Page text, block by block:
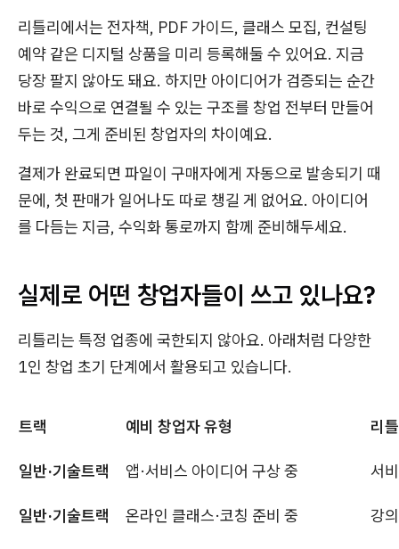
리틀리에서는 전자책, PDF 가이드, 클래스 모집, 컨설팅
예약 같은 디지털 상품을 미리 등록해둘 수 있어요. 지금
당장 팔지 않아도 돼요. 하지만 아이디어가 검증되는 순간
바로 수익으로 연결될 수 있는 구조를 창업 전부터 만들어
두는 것, 그게 준비된 창업자의 차이예요.
결제가 완료되면 파일이 구매자에게 자동으로 발송되기 때
문에, 첫 판매가 일어나도 따로 챙길 게 없어요. 아이디어
를 다듬는 지금, 수익화 통로까지 함께 준비해두세요.
실제로 어떤 창업자들이 쓰고 있나요?
리틀리는 특정 업종에 국한되지 않아요. 아래처럼 다양한
1인 창업 초기 단계에서 활용되고 있습니다.
트랙 예비 창업자 유형 리
일반·기술트랙 앱·서비스 아이디어 구상 중 서
일반·기술트랙 온라인 클래스·코칭 준비 중 강